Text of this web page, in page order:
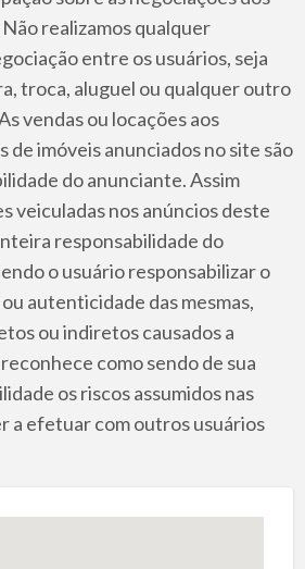
realizamos qualquer
entre os usuários, seja
troca, aluguel ou qualquer outro
vendas ou locações aos
de imóveis anunciados no site são
do anunciante. Assim
veiculadas nos anúncios deste
responsabilidade do
o usuário responsabilizar o
autenticidade das mesmas,
ou indiretos causados a
como sendo de sua
os riscos assumidos nas
a efetuar com outros usuários